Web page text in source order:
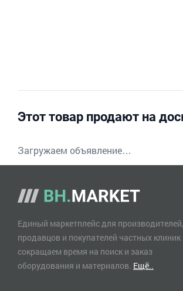
Этот товар продают на
Загружаем объявление…
Единый маркетплейс для производителей,
продавцов и покупателей частных клиник
сокращаем время на поиск и заказ
оборудования и материалов. Ещё..